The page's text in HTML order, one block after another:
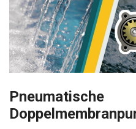
Pneumatische